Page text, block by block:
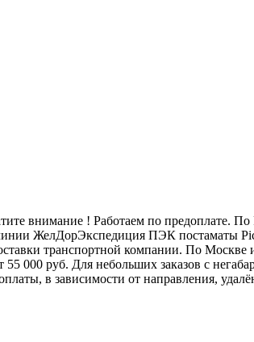
внимание ! Работаем по предоплате. По
ЖелДорЭкспедиция ПЭК постаматы
транспортной компании. По
000 руб. Для небольших заказов с
в зависимости от направления,